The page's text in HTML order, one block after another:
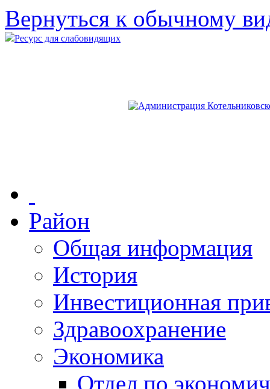
Вернуться к обычному
Ресурс для слабовидящих
Район
Общая информация
История
Инвестиционная
Здравоохранение
Экономика
Отдел по